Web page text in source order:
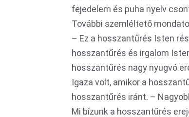
fejedelem és puha nyelv
További szemléltető
– Ez a hosszantűrés Isten
hosszantűrés és irgalom
hosszantűrés nagy nyugvó
Igaza volt, amikor a
hosszantűrés iránt. –
Mi bízunk a hosszantűrés